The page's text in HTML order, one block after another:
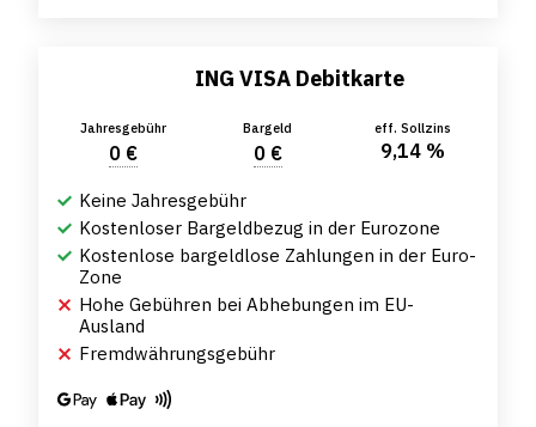
ING VISA Debitkarte
Jahresgebühr
0 €
Bargeld
0 €
eff. Sollzins
9,14 %
Keine Jahresgebühr
Kostenloser Bargeldbezug in der Eurozone
Kostenlose bargeldlose Zahlungen in der Euro-
Zone
Hohe Gebühren bei Abhebungen im EU-
Ausland
Fremdwährungsgebühr